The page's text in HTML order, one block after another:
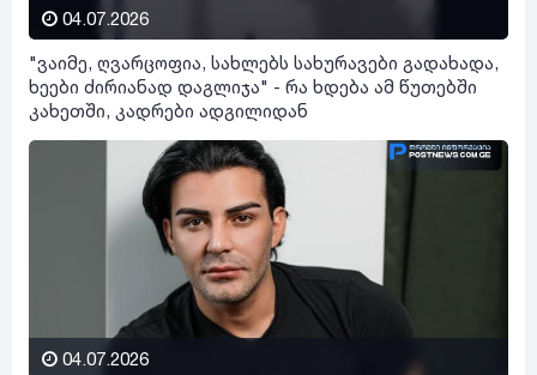
04.07.2026
"ვაიმე, ღვარცოფია, სახლებს სახურავები გადახადა,
ხეები ძირიანად დაგლიჯა" - რა ხდება ამ წუთებში
კახეთში, კადრები ადგილიდან
04.07.2026